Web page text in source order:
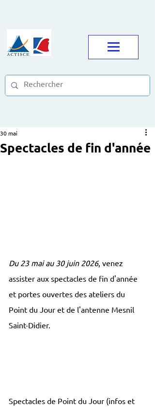
Spectacles de fin d'année
30 mai
Du 23 mai au 30 juin 2026, venez
assister aux spectacles de fin d'année
et portes ouvertes des ateliers du
Point du Jour et de l'antenne Mesnil
Saint-Didier.
Spectacles de Point du Jour (infos et